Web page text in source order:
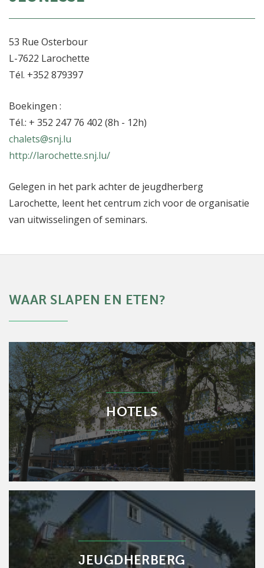
53 Rue Osterbour
L-7622 Larochette
Tél. +352 879397
Boekingen :
Tél.: + 352 247 76 402 (8h - 12h)
chalets@snj.lu
http://larochette.snj.lu/
Gelegen in het park achter de jeugdherberg
Larochette, leent het centrum zich voor de organisatie
van uitwisselingen of seminars.
WAAR SLAPEN EN ETEN?
HOTELS
JEUGDHERBERG